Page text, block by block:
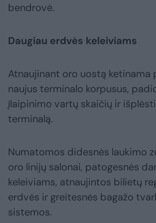
bendrovė.
Daugiau erdvės keleiviams
Atnaujinant oro uostą
naujus terminalo korpusus,
įlaipinimo vartų skaičių ir
terminalą.
Numatomos didesnės laukimo
oro linijų salonai, patogesnės
keleiviams, atnaujintos bilietų
erdvės ir greitesnės bagažo
sistemos.